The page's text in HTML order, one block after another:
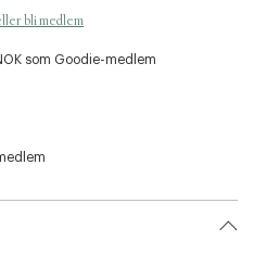
bli medlem
som Goodie-medlem